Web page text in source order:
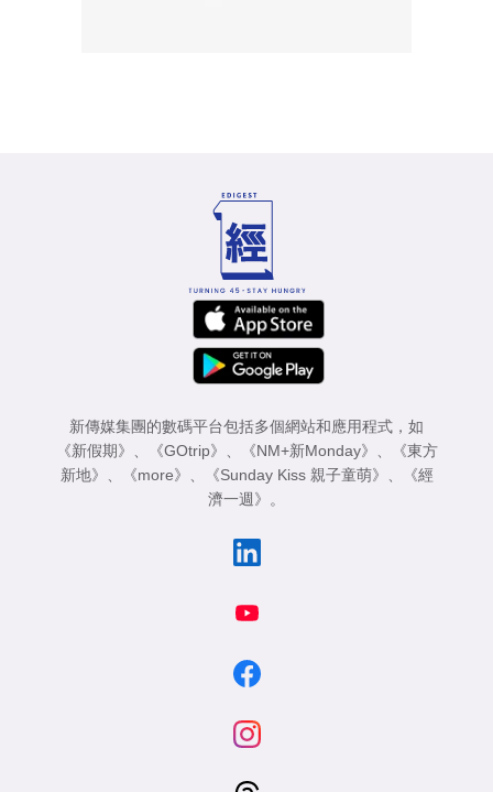
新傳媒集團的數碼平台包括多個網站和應用程式，如
《新假期》
《GOtrip》 《NM+新Monday》
《東方
新地》
《more》 《Sunday Kiss 親子童萌》
《經
濟一週》
。